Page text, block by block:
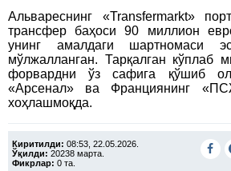
Альвареснинг «Transfermarkt»
трансфер баҳоси 90 миллион
унинг амалдаги шартномаси
мўлжалланган. Тарқалган кўплаб
форвардни ўз сафига қўшиб
«Арсенал» ва Франциянинг
хоҳлашмоқда.
Киритилди: 08:53, 22.05.2026.
Ўқилди: 20238 марта.
Фикрлар: 0 та.